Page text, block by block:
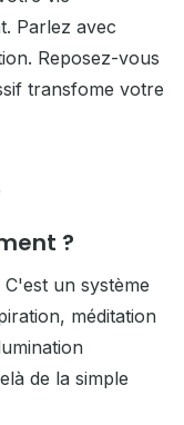
Parlez avec
Reposez-vous
transfome votre
?
un système
méditation
de la simple